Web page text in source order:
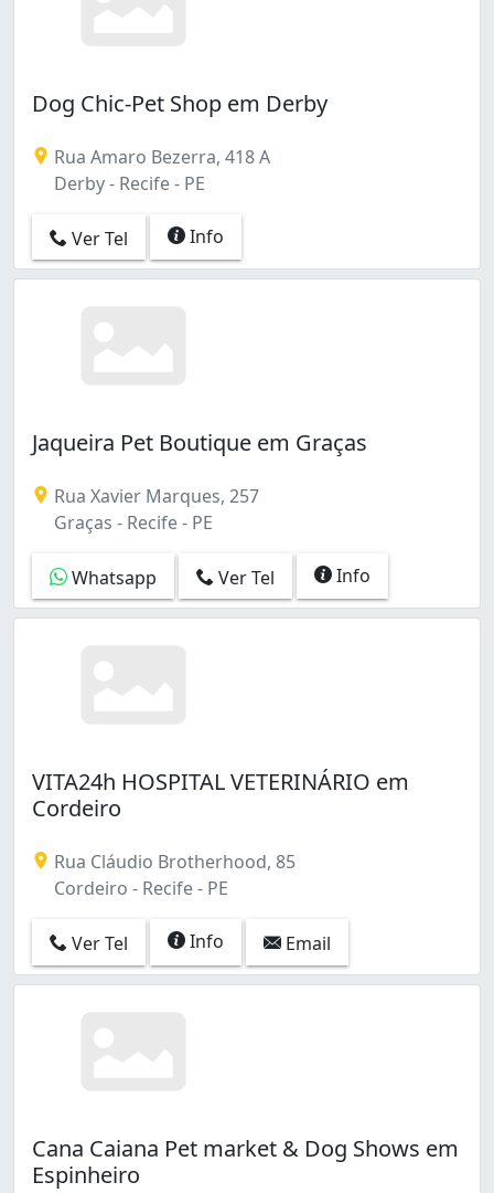
Dog Chic-Pet Shop em Derby
Rua Amaro Bezerra, 418 A
Derby - Recife - PE
Ver Tel Info
Jaqueira Pet Boutique em Graças
Rua Xavier Marques, 257
Graças - Recife - PE
Whatsapp Ver Tel Info
VITA24h HOSPITAL VETERINÁRIO em
Cordeiro
Rua Cláudio Brotherhood, 85
Cordeiro - Recife - PE
Ver Tel Info Email
Cana Caiana Pet market & Dog Shows em
Espinheiro